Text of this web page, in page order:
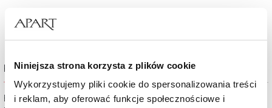
Niniejsza strona korzysta z plików cookie
Wykorzystujemy pliki cookie do spersonalizowania treści
i reklam, aby oferować funkcje społecznościowe i
Kolekcja Bursztyn
Bursztyn od wieków przyciąga serca i myśli swym unikalnym